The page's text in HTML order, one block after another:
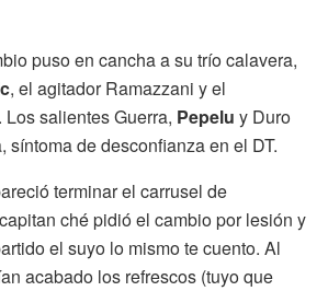
puso en cancha a su trío calavera,
, el agitador Ramazzani y el
salientes Guerra, Pepelu y Duro
síntoma de desconfianza en el DT.
terminar el carrusel de
ché pidió el cambio por lesión y
el suyo lo mismo te cuento. Al
acabado los refrescos (tuyo que